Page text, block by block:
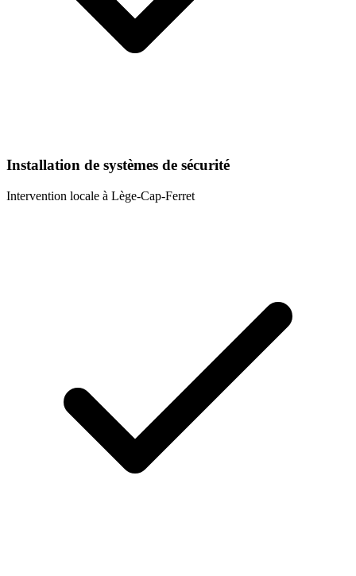
Installation de systèmes de sécurité
Intervention locale à Lège-Cap-Ferret